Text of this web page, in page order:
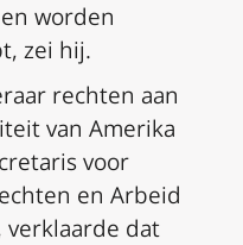
worden
zei hij.
rechten aan
van Amerika
voor
en Arbeid
dat